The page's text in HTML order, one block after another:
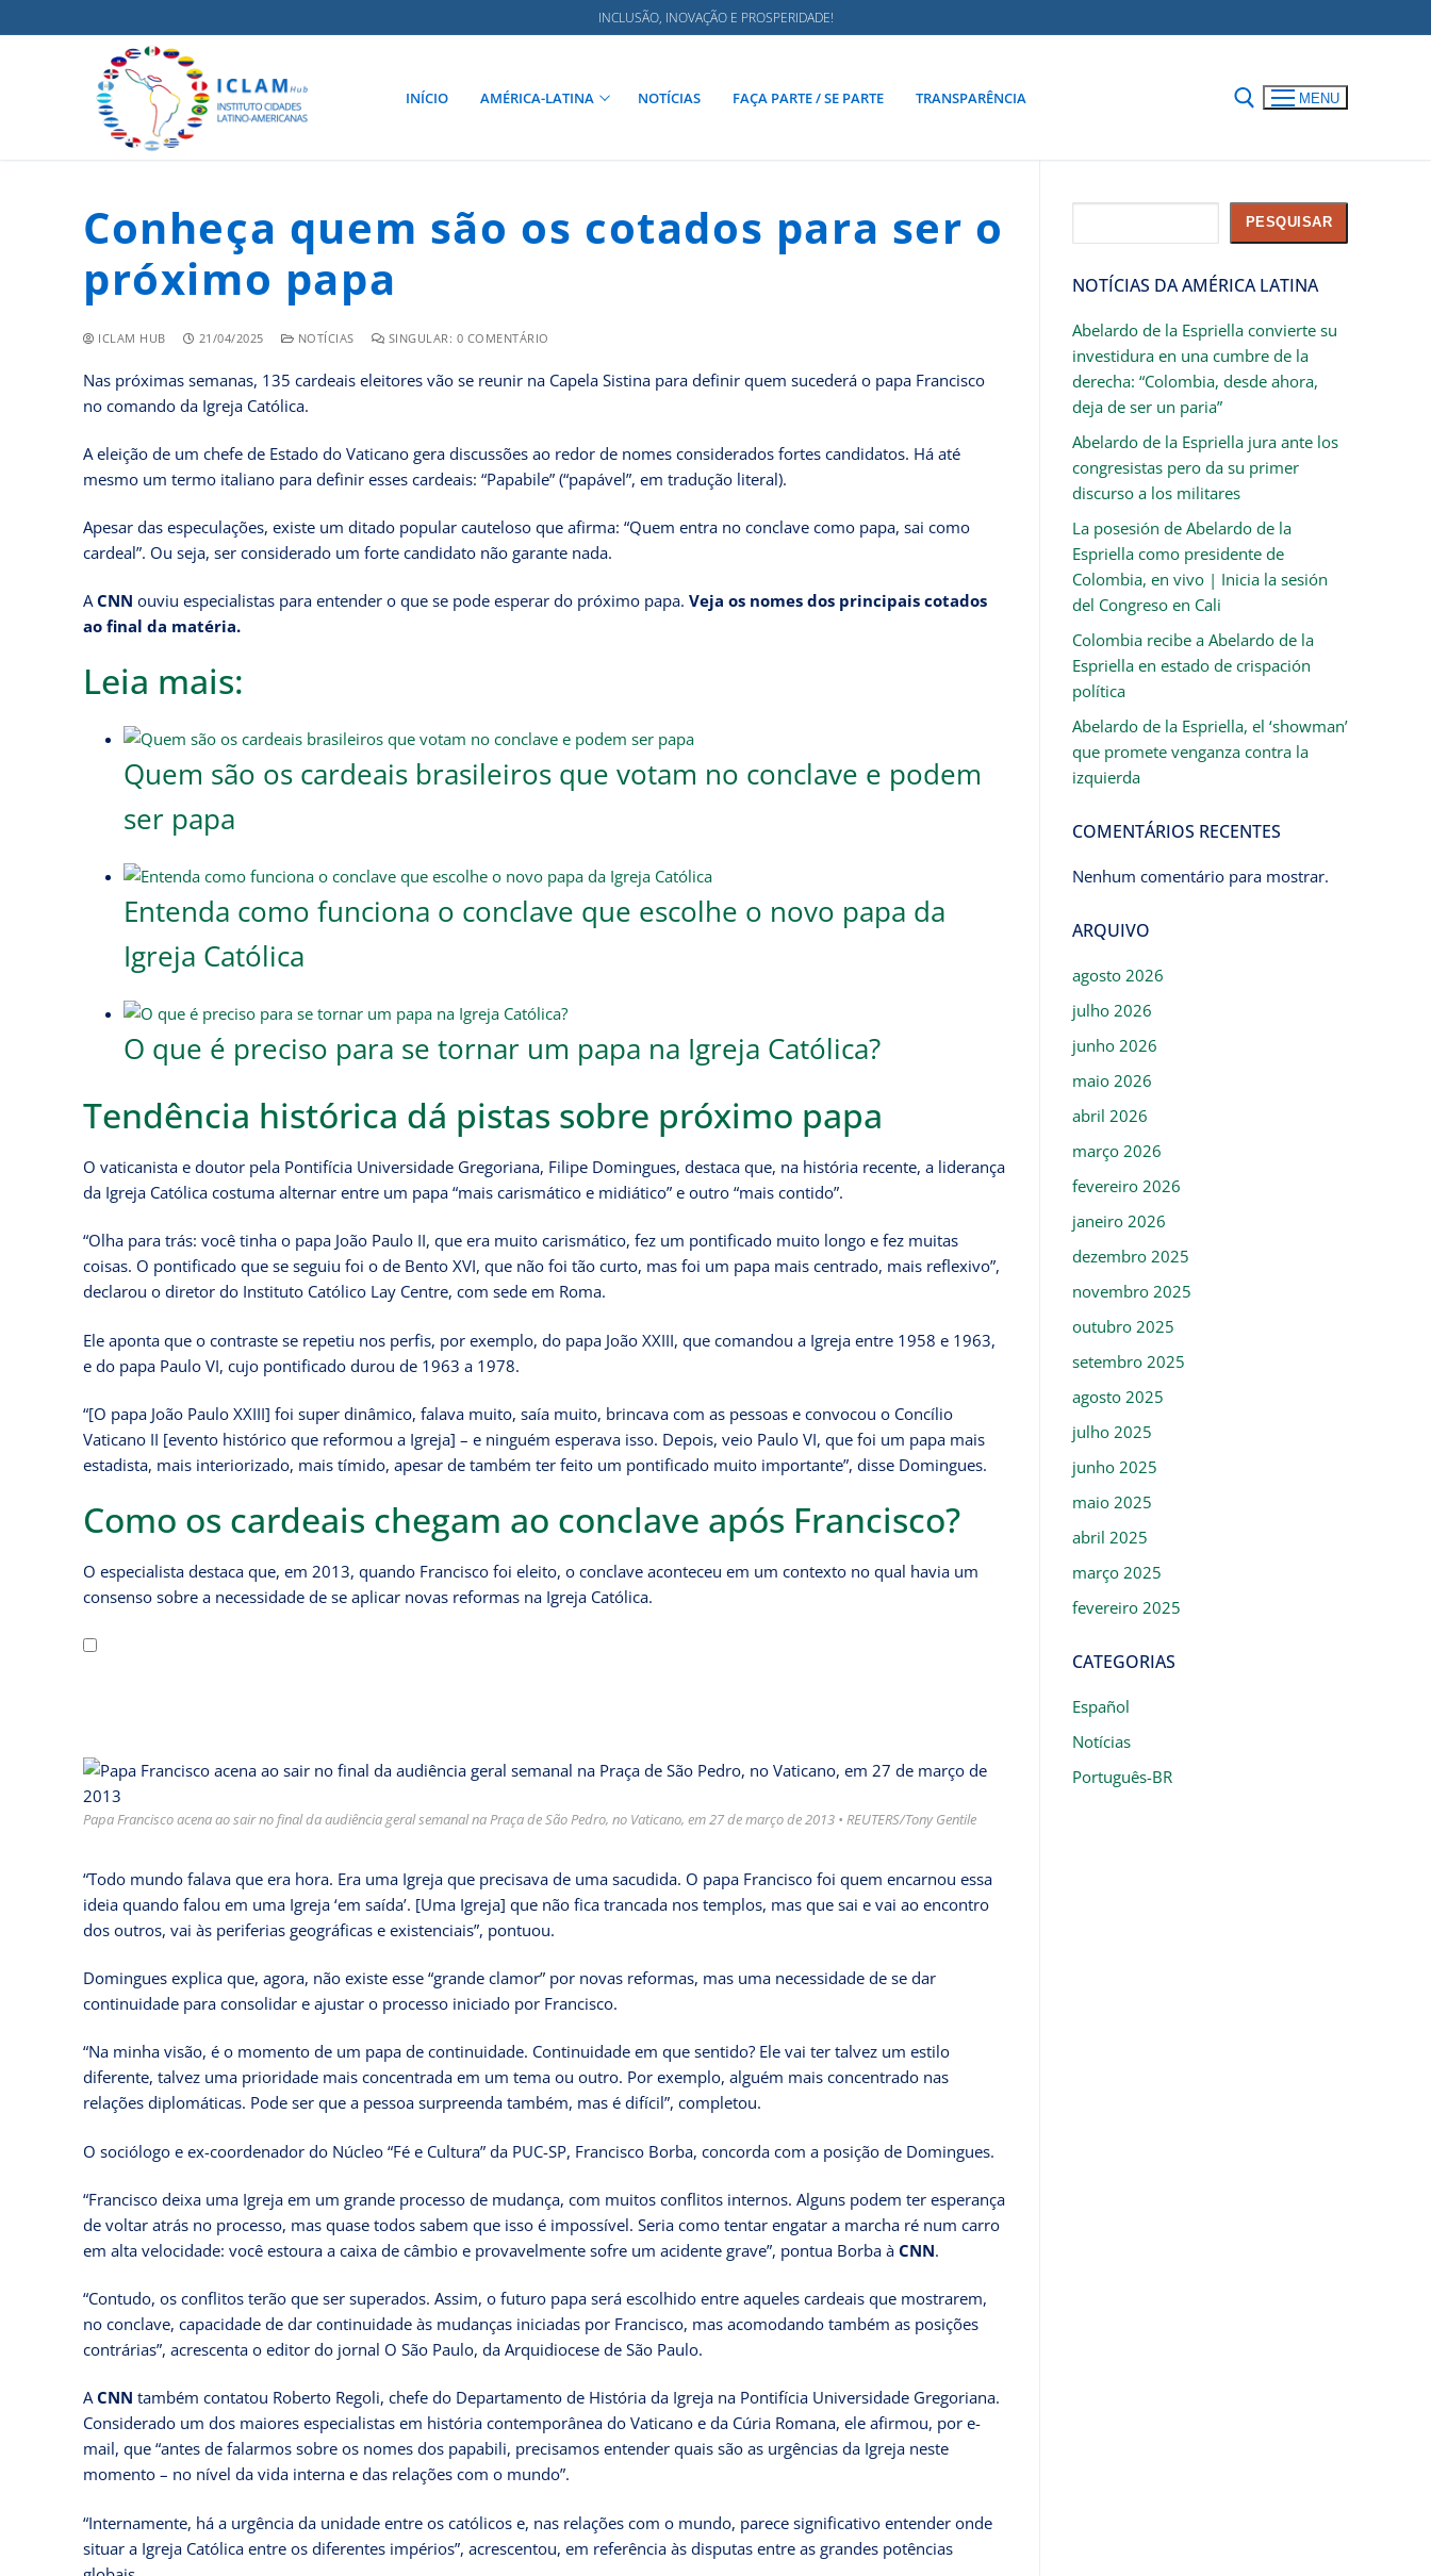
INCLUSÃO, INOVAÇÃO E PROSPERIDADE!
INÍCIO AMÉRICA-LATINA NOTÍCIAS FAÇA PARTE / SE PARTE TRANSPARÊNCIA MENU
Conheça quem são os cotados para ser o
próximo papa
ICLAM HUB 21/04/2025 NOTÍCIAS SINGULAR: 0 COMENTÁRIO
Nas próximas semanas, 135 cardeais eleitores vão se reunir na Capela Sistina para definir quem sucederá o papa Francisco
no comando da Igreja Católica.
A eleição de um chefe de Estado do Vaticano gera discussões ao redor de nomes considerados fortes candidatos. Há até
mesmo um termo italiano para definir esses cardeais: “Papabile” (“papável”, em tradução literal).
Apesar das especulações, existe um ditado popular cauteloso que afirma: “Quem entra no conclave como papa, sai como
cardeal”. Ou seja, ser considerado um forte candidato não garante nada.
ACNN ouviu especialistas para entender o que se pode esperar do próximo papa. Veja os nomes dos principais cotados
ao final da matéria.
Leia mais:
Quem são os cardeais brasileiros que votam no conclave e podem
ser papa
Entenda como funciona o conclave que escolhe o novo papa da
Igreja Católica
O que é preciso para se tornar um papa na Igreja Católica?
Tendência histórica dá pistas sobre próximo papa
O vaticanista e doutor pela Pontifícia Universidade Gregoriana, Filipe Domingues, destaca que, na história recente, a liderança
da Igreja Católica costuma alternar entre um papa “mais carismático e midiático” e outro “mais contido”.
“Olha para trás: você tinha o papa João Paulo II, que era muito carismático, fez um pontificado muito longo e fez muitas
coisas. O pontificado que se seguiu foi o de Bento XVI, que não foi tão curto, mas foi um papa mais centrado, mais reflexivo”,
declarou o diretor do Instituto Católico Lay Centre, com sede em Roma.
Ele aponta que o contraste se repetiu nos perfis, por exemplo, do papa João XXIII, que comandou a Igreja entre 1958 e 1963,
e do papa Paulo VI, cujo pontificado durou de 1963 a 1978.
“[O papa João Paulo XXIII] foi super dinâmico, falava muito, saía muito, brincava com as pessoas e convocou o Concílio
Vaticano II [evento histórico que reformou a Igreja] – e ninguém esperava isso. Depois, veio Paulo VI, que foi um papa mais
estadista, mais interiorizado, mais tímido, apesar de também ter feito um pontificado muito importante”, disse Domingues.
Como os cardeais chegam ao conclave após Francisco?
O especialista destaca que, em 2013, quando Francisco foi eleito, o conclave aconteceu em um contexto no qual havia um
consenso sobre a necessidade de se aplicar novas reformas na Igreja Católica.
Papa Francisco acena ao sair no final da audiência geral semanal na Praça de São Pedro, no Vaticano, em 27 de março de 2013 • REUTERS/Tony Gentile
“Todo mundo falava que era hora. Era uma Igreja que precisava de uma sacudida. O papa Francisco foi quem encarnou essa
ideia quando falou em uma Igreja ‘em saída’. [Uma Igreja] que não fica trancada nos templos, mas que sai e vai ao encontro
dos outros, vai às periferias geográficas e existenciais”, pontuou.
Domingues explica que, agora, não existe esse “grande clamor” por novas reformas, mas uma necessidade de se dar
continuidade para consolidar e ajustar o processo iniciado por Francisco.
“Na minha visão, é o momento de um papa de continuidade. Continuidade em que sentido? Ele vai ter talvez um estilo
diferente, talvez uma prioridade mais concentrada em um tema ou outro. Por exemplo, alguém mais concentrado nas
relações diplomáticas. Pode ser que a pessoa surpreenda também, mas é difícil”, completou.
O sociólogo e ex-coordenador do Núcleo “Fé e Cultura” da PUC-SP, Francisco Borba, concorda com a posição de Domingues.
“Francisco deixa uma Igreja em um grande processo de mudança, com muitos conflitos internos. Alguns podem ter esperança
de voltar atrás no processo, mas quase todos sabem que isso é impossível. Seria como tentar engatar a marcha ré num carro
em alta velocidade: você estoura a caixa de câmbio e provavelmente sofre um acidente grave”, pontua Borba à CNN.
“Contudo, os conflitos terão que ser superados. Assim, o futuro papa será escolhido entre aqueles cardeais que mostrarem,
no conclave, capacidade de dar continuidade às mudanças iniciadas por Francisco, mas acomodando também as posições
contrárias”, acrescenta o editor do jornal O São Paulo, da Arquidiocese de São Paulo.
ACNN também contatou Roberto Regoli, chefe do Departamento de História da Igreja na Pontifícia Universidade Gregoriana.
Considerado um dos maiores especialistas em história contemporânea do Vaticano e da Cúria Romana, ele afirmou, por e-
mail, que “antes de falarmos sobre os nomes dos papabili, precisamos entender quais são as urgências da Igreja neste
momento – no nível da vida interna e das relações com o mundo”.
“Internamente, há a urgência da unidade entre os católicos e, nas relações com o mundo, parece significativo entender onde
situar a Igreja Católica entre os diferentes impérios”, acrescentou, em referência às disputas entre as grandes potências
PESQUISAR
NOTÍCIAS DA AMÉRICA LATINA
Abelardo de la Espriella convierte su
investidura en una cumbre de la
derecha: “Colombia, desde ahora,
deja de ser un paria”
Abelardo de la Espriella jura ante los
congresistas pero da su primer
discurso a los militares
La posesión de Abelardo de la
Espriella como presidente de
Colombia, en vivo | Inicia la sesión
del Congreso en Cali
Colombia recibe a Abelardo de la
Espriella en estado de crispación
política
Abelardo de la Espriella, el ‘showman’
que promete venganza contra la
izquierda
COMENTÁRIOS RECENTES
Nenhum comentário para mostrar.
ARQUIVO
agosto 2026
julho 2026
junho 2026
maio 2026
abril 2026
março 2026
fevereiro 2026
janeiro 2026
dezembro 2025
novembro 2025
outubro 2025
setembro 2025
agosto 2025
julho 2025
junho 2025
maio 2025
abril 2025
março 2025
fevereiro 2025
CATEGORIAS
Español
Notícias
Português-BR